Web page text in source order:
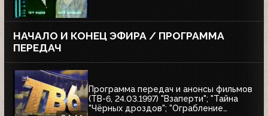
НАЧАЛО И КОНЕЦ ЭФИРА / ПРОГРАММА
ПЕРЕДАЧ
Программа передач и анонсы фильмов
(ТВ-6, 24.03.1997) "Взаперти"; "Тайна
"Чёрных дроздов"; "Ограбление